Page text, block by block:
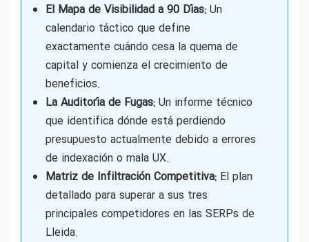
El Mapa de Visibilidad a 90 Días: Un
calendario táctico que define
exactamente cuándo cesa la quema de
capital y comienza el crecimiento de
beneficios.
La Auditoría de Fugas: Un informe técnico
que identifica dónde está perdiendo
presupuesto actualmente debido a errores
de indexación o mala UX.
Matriz de Infiltración Competitiva: El plan
detallado para superar a sus tres
principales competidores en las SERPs de
Lleida.